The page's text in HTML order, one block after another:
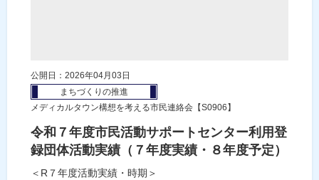
公開日：2026年04月03日
まちづくりの推進
メディカルタウン構想を考える市民連絡会【S0906】
令和７年度市民活動サポートセンター利用登
録団体活動実績（７年度実績・８年度予定）
＜R７年度活動実績・時期＞